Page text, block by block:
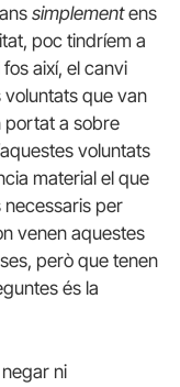
simplementens
poc tindríem a
així, el canvi
voluntats que van
portat a sobre
voluntats
material el que
necessaris per
venen aquestes
però que tenen
és la
ni